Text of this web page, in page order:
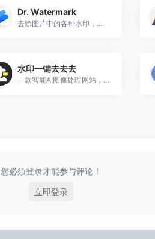
Dr. Watermark
去除图片中的各种水印，去除全屏水印，上传图片，水印将在5秒内被去除
水印一键去去去
一款智能AI图像处理网站，支持在线去水印、自动抠图、模糊照片变清晰等功能，一键就能制作出精美图片，提高图片编辑效率
您必须登录才能参与评论！
立即登录